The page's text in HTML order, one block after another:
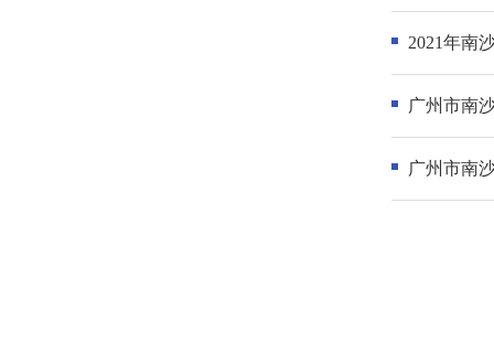
2021年南
广州市南
广州市南